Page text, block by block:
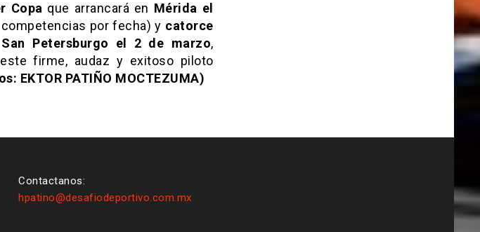
Copa que arrancará en Mérida el
por fecha) y catorce
San Petersburgo el 2 de marzo,
firme, audaz y exitoso piloto
EKTOR PATIÑO MOCTEZUMA)
Contactanos:
hpatino@desafiodeportivo.com.mx